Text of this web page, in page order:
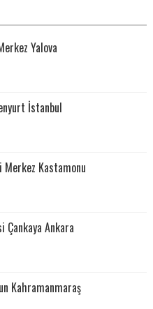
Yalova
İstanbul
Merkez Kastamonu
Çankaya Ankara
Kahramanmaraş